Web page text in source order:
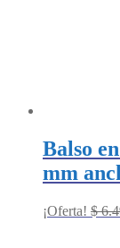
Balso
mm
¡Oferta! $